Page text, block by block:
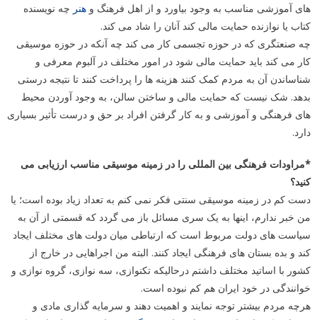
های آموزشی مناسب به وجود بیاورد و از اهل فرهنگ و هنر چه نویسنده
کتاب یا نوازنده حمایت مالی کند آنان را شاد می کند.
چه صنعتگری که در حوزه تجسمی کار می کند چه آنکه در حوزه موسیقی
کار می کند باید حمایت مالی شود در امور مختلف در آلبوم معرفی و
شناساندن آن به مردم کمک کنند هزینه ها را پرداخت کنند تا نتیجه درستی
بدهد. شک نیست که حمایت مالی و ساختن سالن، به وجود آوردن محیط
های فرهنگی و آموزشی و به کار گرفتن افراد بر حق و درست تأثیر بسیاری
دارد.
*مراودات فرهنگی بین المللی را در زمینه موسیقی مناسب ارزیابی می
کنید؟
دست کم در زمینه موسیقی سنتی فکر نمی کنم به تعداد زیاد بوده است؛ یا
من خبر ندارم، اینها به یک سری مسائل باز می گردد که قسمتی از آن به
سیاست های دولت مربوط است که ارتباطی میان دولت های مختلف ایجاد
کند و بده بستان های فرهنگی ایجاد کنند. البته من اجراهایی در خارج از
کشور با اساتید مختلف داشتم درحالیکه تکنوازی، سه نوازی، گروه نوازی و
خوانندگی در خود ایران هم کم نبوده است.
هرچه مردم بیشتر توجه نمایند و اهمیت دهند و سرمایه گذاری مادی و